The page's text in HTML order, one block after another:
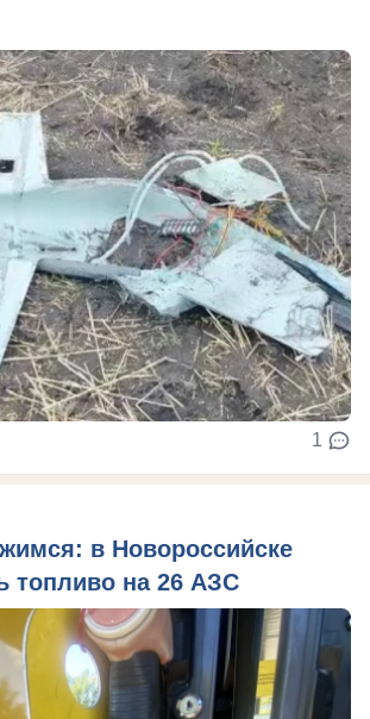
1
в Новороссийске
топливо на 26 АЗС